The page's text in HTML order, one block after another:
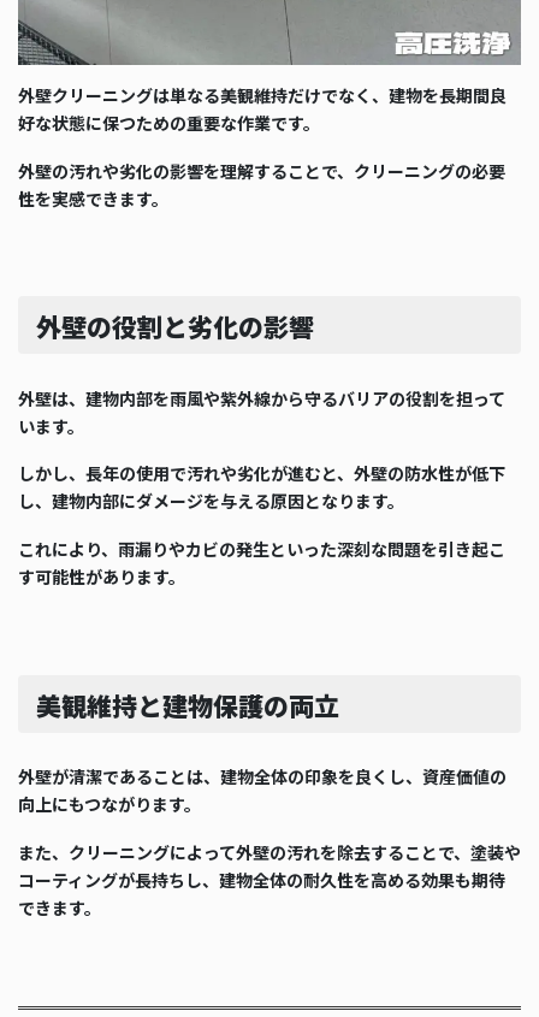
外壁クリーニングは単なる美観維持だけでなく、建物を長期間良
好な状態に保つための重要な作業です。
外壁の汚れや劣化の影響を理解することで、クリーニングの必要
性を実感できます。
外壁の役割と劣化の影響
外壁は、建物内部を雨風や紫外線から守るバリアの役割を担って
います。
しかし、長年の使用で汚れや劣化が進むと、外壁の防水性が低下
し、建物内部にダメージを与える原因となります。
これにより、雨漏りやカビの発生といった深刻な問題を引き起こ
す可能性があります。
美観維持と建物保護の両立
外壁が清潔であることは、建物全体の印象を良くし、資産価値の
向上にもつながります。
また、クリーニングによって外壁の汚れを除去することで、塗装や
コーティングが長持ちし、建物全体の耐久性を高める効果も期待
できます。